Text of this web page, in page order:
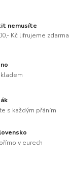
nemusíte
Kč lifrujeme zdarma
s každým přáním
v eurech